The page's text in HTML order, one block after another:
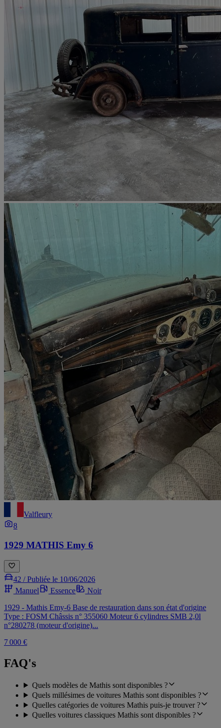
Valfleury
8
1929 MATHIS Emy 6
42 /Publiée le 10/06/2026
Manuel
Essence
Noir
1929 - Mathis Emy-6 Base de restauration dans son état d'origine
Type : FOSM Châssis n° 355060 Moteur 6 cylindres SMB 2,0l
n°280278 (moteur d'origine)...
7 000 €
FAQ's
Quels modèles de Mathis sont disponibles ?
Quels millésimes de voitures Mathis sont disponibles ?
Quelles catégories de voitures Mathis puis-je trouver ?
Quelles voitures classiques Mathis sont disponibles ?